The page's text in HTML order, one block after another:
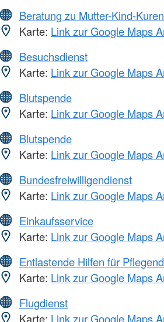
Beratung zu Mutter-Kind-Kuren
Karte: Link zur Google Maps
Besuchsdienst
Karte: Link zur Google Maps
Blutspende
Karte: Link zur Google Maps
Blutspende
Karte: Link zur Google Maps
Bundesfreiwilligendienst
Karte: Link zur Google Maps
Einkaufsservice
Karte: Link zur Google Maps
Entlastende Hilfen für
Karte: Link zur Google Maps
Flugdienst
Karte: Link zur Google Maps